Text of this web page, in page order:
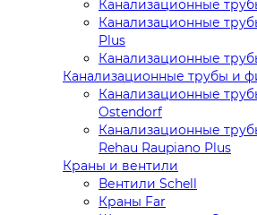
Канализационные
Канализационные
Plus
Канализационные
Канализационные трубы и
Канализационные
Ostendorf
Канализационные
Rehau Raupiano Plus
Краны и вентили
Вентили Schell
Краны Far